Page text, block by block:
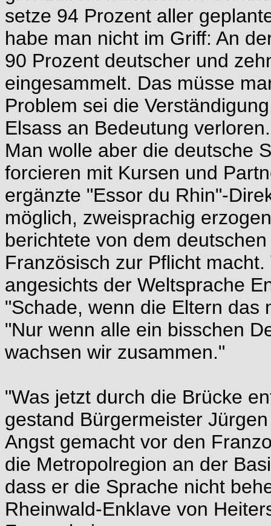
setze 94 Prozent aller
habe man nicht im Griff: An
90 Prozent deutscher und
eingesammelt. Das müsse
Problem sei die
Elsass an Bedeutung
Man wolle aber die deutsche
forcieren mit Kursen und
ergänzte "Essor du Rhin"-
möglich, zweisprachig
berichtete von dem
Französisch zur Pflicht
angesichts der Weltsprache
"Schade, wenn die Eltern das
"Nur wenn alle ein bisschen
wachsen wir zusammen."
"Was jetzt durch die Brücke
gestand Bürgermeister
Angst gemacht vor den
die Metropolregion an der
dass er die Sprache nicht
Rheinwald-Enklave von